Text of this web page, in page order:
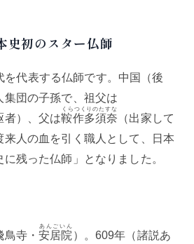
初のスター仏師
を代表する仏師です。中国（後
団の子孫で、祖父は
者）、父は鞍作多須奈
くらつくりのたすな
（出家して
人の血を引く職人として、日本
残った仏師」となりました。
鳥寺・安居院
あんごいん
）。609年（諸説あ